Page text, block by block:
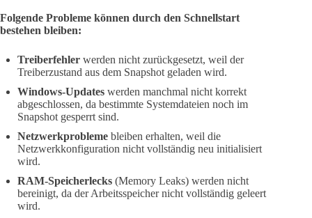
Folgende Probleme können durch den Schnellstart
bestehen bleiben:
Treiberfehler werden nicht zurückgesetzt, weil der
Treiberzustand aus dem Snapshot geladen wird.
Windows-Updates werden manchmal nicht korrekt
abgeschlossen, da bestimmte Systemdateien noch im
Snapshot gesperrt sind.
Netzwerkprobleme bleiben erhalten, weil die
Netzwerkkonfiguration nicht vollständig neu initialisiert
wird.
RAM-Speicherlecks (Memory Leaks) werden nicht
bereinigt, da der Arbeitsspeicher nicht vollständig geleert
wird.